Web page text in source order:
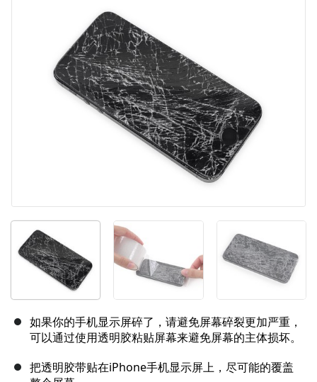
如果你的手机显示屏碎了，请避免屏幕碎裂更加严重，
可以通过使用透明胶粘贴屏幕来避免屏幕的主体损坏。
把透明胶带贴在iPhone手机显示屏上，尽可能的覆盖